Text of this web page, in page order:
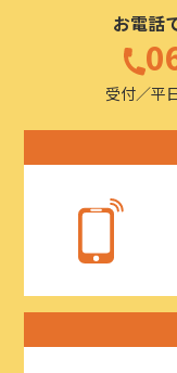
お電話
受付／平